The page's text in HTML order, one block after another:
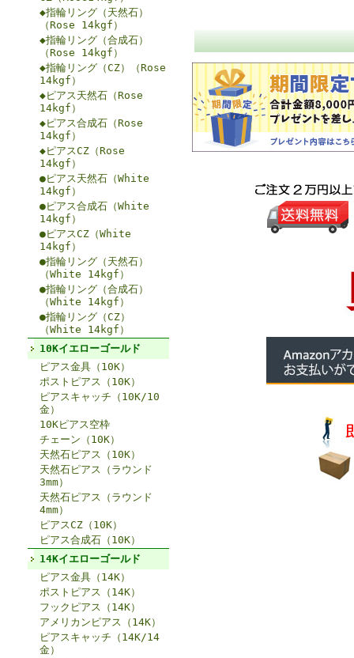
◆指輪リング（天然石）
（Rose 14kgf）
◆指輪リング（合成石）
（Rose 14kgf）
◆指輪リング（CZ）（Rose
14kgf）
◆ピアス天然石（Rose
14kgf）
◆ピアス合成石（Rose
14kgf）
◆ピアスCZ（Rose
14kgf）
●ピアス天然石（White
14kgf）
●ピアス合成石（White
14kgf）
●ピアスCZ（White
14kgf）
●指輪リング（天然石）
（White 14kgf）
●指輪リング（合成石）
（White 14kgf）
●指輪リング（CZ）
（White 14kgf）
10Kイエローゴールド
ピアス金具（10K）
ポストピアス（10K）
ピアスキャッチ（10K/10
金）
10Kピアス空枠
チェーン（10K）
天然石ピアス（10K）
天然石ピアス（ラウンド
3mm）
天然石ピアス（ラウンド
4mm）
ピアスCZ（10K）
ピアス合成石（10K）
14Kイエローゴールド
ピアス金具（14K）
ポストピアス（14K）
フックピアス（14K）
アメリカンピアス（14K）
ピアスキャッチ（14K/14
金）